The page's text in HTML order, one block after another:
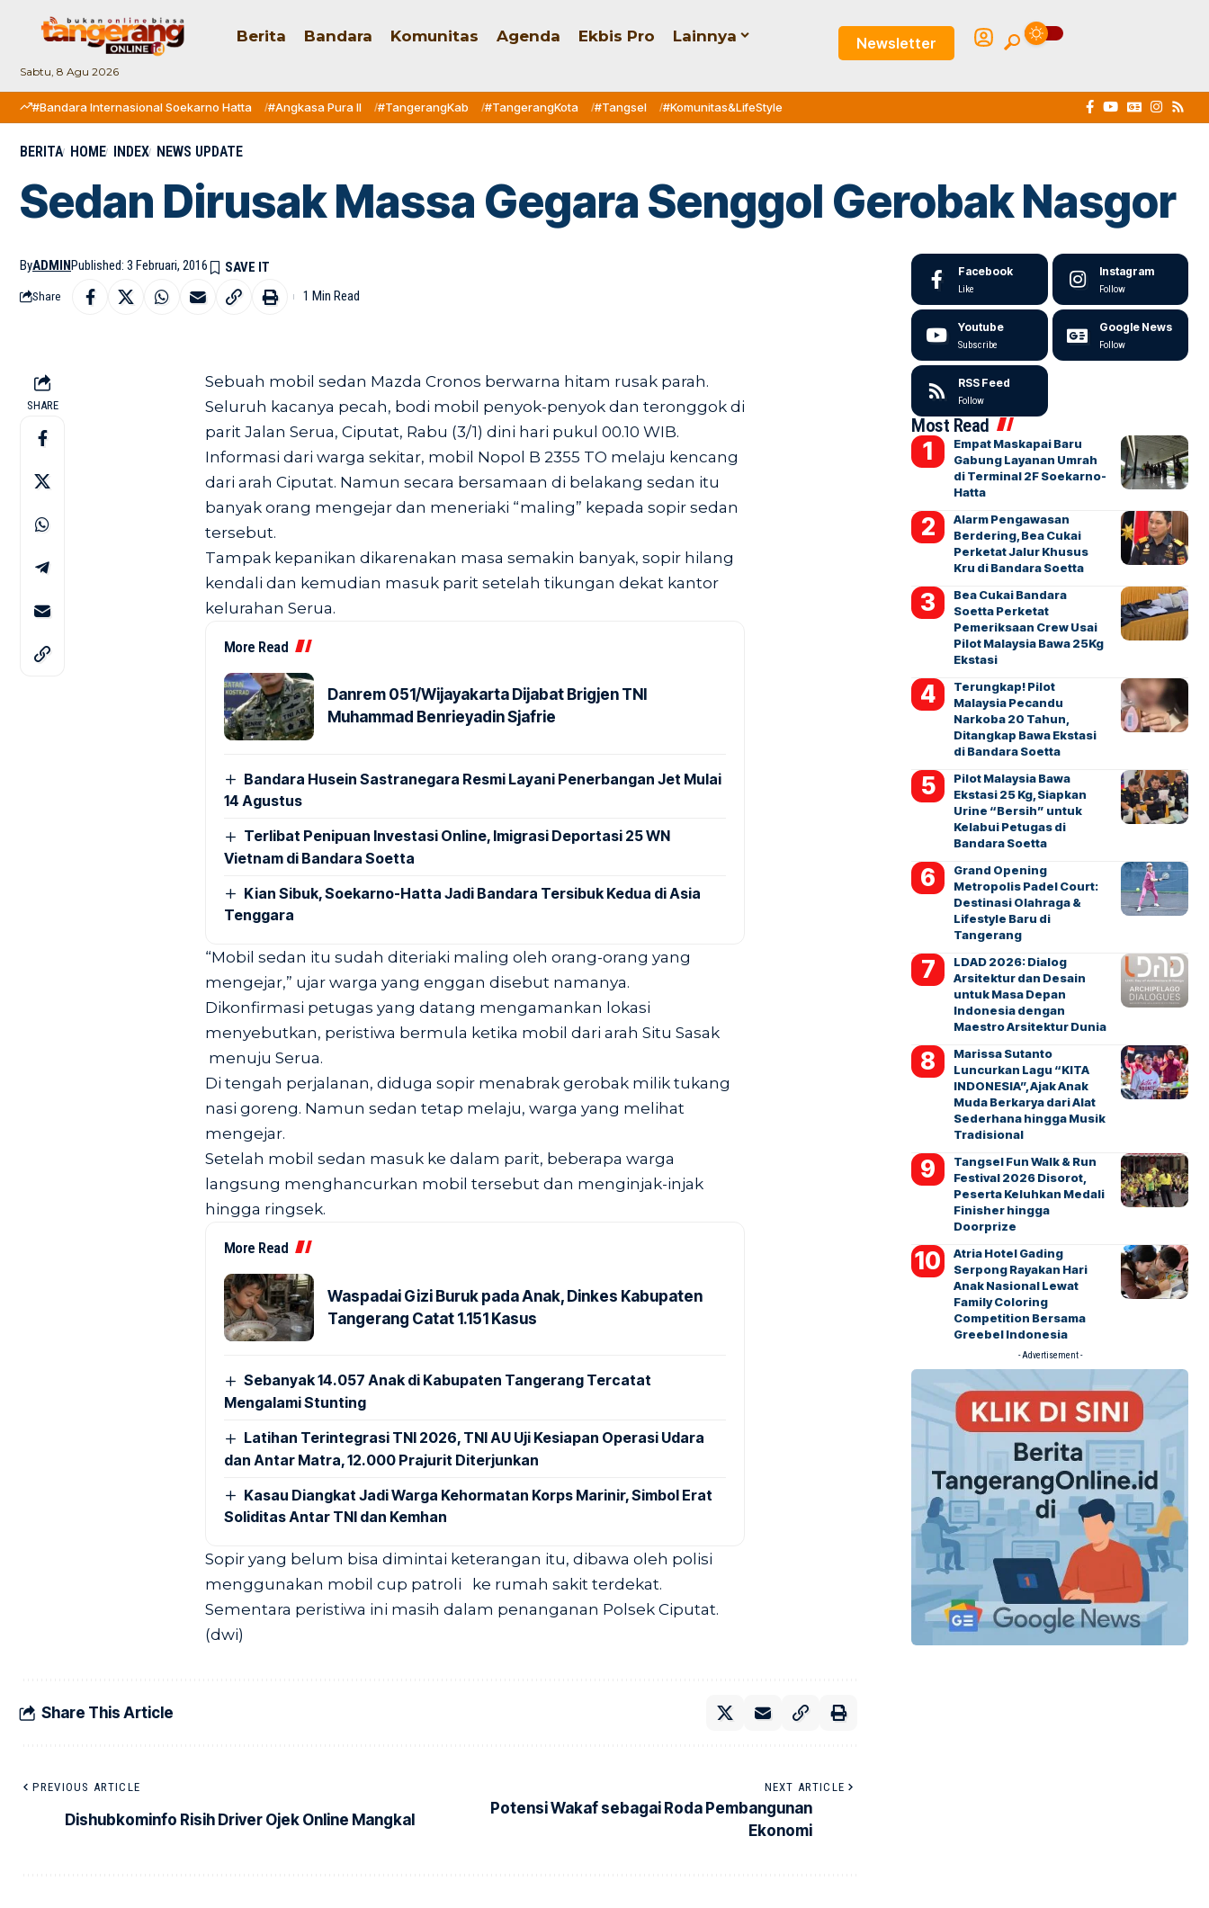
Sabtu, 8 Agu 2026
Berita Bandara Komunitas Agenda Ekbis Pro Lainnya Newsletter
#Bandara Internasional Soekarno Hatta #Angkasa Pura II #TangerangKab #TangerangKota #Tangsel #Komunitas&LifeStyle
BERITA HOME INDEX NEWS UPDATE
Sedan Dirusak Massa Gegara Senggol Gerobak Nasgor
ByADMINPublished: 3 Februari, 2016
Share 1 Min Read
SHARE
Sebuah mobil sedan Mazda Cronos berwarna hitam rusak parah.
Seluruh kacanya pecah, bodi mobil penyok-penyok dan teronggok di
parit Jalan Serua, Ciputat, Rabu (3/1) dini hari pukul 00.10 WIB.
Informasi dari warga sekitar, mobil Nopol B 2355 TO melaju kencang
dari arah Ciputat. Namun secara bersamaan di belakang sedan itu
banyak orang mengejar dan meneriaki “maling” kepada sopir sedan
tersebut.
Tampak kepanikan dikarenakan masa semakin banyak, sopir hilang
kendali dan kemudian masuk parit setelah tikungan dekat kantor
kelurahan Serua.
More Read
Danrem 051/Wijayakarta Dijabat Brigjen TNI
Muhammad Benrieyadin Sjafrie
Bandara Husein Sastranegara Resmi Layani Penerbangan Jet Mulai
14 Agustus
Terlibat Penipuan Investasi Online, Imigrasi Deportasi 25 WN
Vietnam di Bandara Soetta
Kian Sibuk, Soekarno-Hatta Jadi Bandara Tersibuk Kedua di Asia
Tenggara
“Mobil sedan itu sudah diteriaki maling oleh orang-orang yang
mengejar,” ujar warga yang enggan disebut namanya.
Dikonfirmasi petugas yang datang mengamankan lokasi
menyebutkan, peristiwa bermula ketika mobil dari arah Situ Sasak
menuju Serua.
Di tengah perjalanan, diduga sopir menabrak gerobak milik tukang
nasi goreng. Namun sedan tetap melaju, warga yang melihat
mengejar.
Setelah mobil sedan masuk ke dalam parit, beberapa warga
langsung menghancurkan mobil tersebut dan menginjak-injak
hingga ringsek.
More Read
Waspadai Gizi Buruk pada Anak, Dinkes Kabupaten
Tangerang Catat 1.151 Kasus
Sebanyak 14.057 Anak di Kabupaten Tangerang Tercatat
Mengalami Stunting
Latihan Terintegrasi TNI 2026, TNI AU Uji Kesiapan Operasi Udara
dan Antar Matra, 12.000 Prajurit Diterjunkan
Kasau Diangkat Jadi Warga Kehormatan Korps Marinir, Simbol Erat
Soliditas Antar TNI dan Kemhan
Sopir yang belum bisa dimintai keterangan itu, dibawa oleh polisi
menggunakan mobil cup patroli ke rumah sakit terdekat.
Sementara peristiwa ini masih dalam penanganan Polsek Ciputat.
(dwi)
Share This Article
PREVIOUS ARTICLE
Dishubkominfo Risih Driver Ojek Online Mangkal
NEXT ARTICLE
Potensi Wakaf sebagai Roda Pembangunan
Ekonomi
Facebook
Like
Instagram
Follow
Youtube
Subscribe
Google News
Follow
RSS Feed
Follow
Most Read
Empat Maskapai Baru
Gabung Layanan Umrah
di Terminal 2F Soekarno-
Hatta
Alarm Pengawasan
Berdering, Bea Cukai
Perketat Jalur Khusus
Kru di Bandara Soetta
Bea Cukai Bandara
Soetta Perketat
Pemeriksaan Crew Usai
Pilot Malaysia Bawa 25Kg
Ekstasi
Terungkap! Pilot
Malaysia Pecandu
Narkoba 20 Tahun,
Ditangkap Bawa Ekstasi
di Bandara Soetta
Pilot Malaysia Bawa
Ekstasi 25 Kg, Siapkan
Urine “Bersih” untuk
Kelabui Petugas di
Bandara Soetta
Grand Opening
Metropolis Padel Court:
Destinasi Olahraga &
Lifestyle Baru di
Tangerang
LDAD 2026: Dialog
Arsitektur dan Desain
untuk Masa Depan
Indonesia dengan
Maestro Arsitektur Dunia
Marissa Sutanto
Luncurkan Lagu “KITA
INDONESIA”, Ajak Anak
Muda Berkarya dari Alat
Sederhana hingga Musik
Tradisional
Tangsel Fun Walk & Run
Festival 2026 Disorot,
Peserta Keluhkan Medali
Finisher hingga
Doorprize
Atria Hotel Gading
Serpong Rayakan Hari
Anak Nasional Lewat
Family Coloring
Competition Bersama
Greebel Indonesia
- Advertisement -